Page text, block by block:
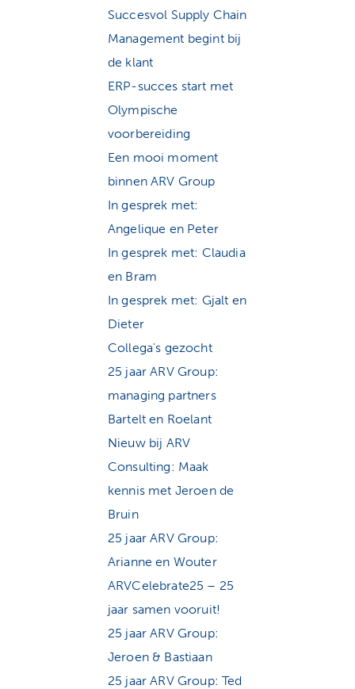
Succesvol Supply Chain
Management begint bij
de klant
ERP-succes start met
Olympische
voorbereiding
Een mooi moment
binnen ARV Group
In gesprek met:
Angelique en Peter
In gesprek met: Claudia
en Bram
In gesprek met: Gjalt en
Dieter
Collega's gezocht
25 jaar ARV Group:
managing partners
Bartelt en Roelant
Nieuw bij ARV
Consulting: Maak
kennis met Jeroen de
Bruin
25 jaar ARV Group:
Arianne en Wouter
ARVCelebrate25 – 25
jaar samen vooruit!
25 jaar ARV Group:
Jeroen & Bastiaan
25 jaar ARV Group: Ted